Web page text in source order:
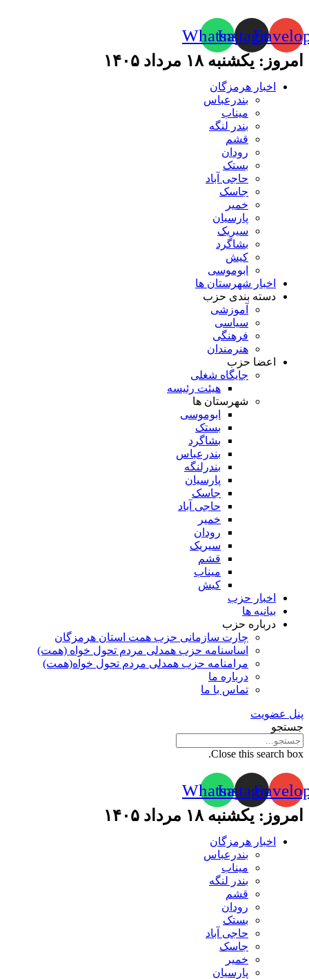
Instagram
Whatsapp
امروز: یکشنبه ۱۸ مرداد ۱۴۰۵
اخبار هرمزگان
بندرعباس
میناب
بندر لنگه
قشم
رودان
بستک
حاجی آباد
جاسک
خمیر
پارسیان
سیریک
بشاگرد
کیش
ابوموسی
اخبار شهرستان ها
دسته بندی حزب
آموزشی
سیاسی
فرهنگی
هنرمندان
اعضا حزب
جایگاه شغلی
هیئت رئیسه
شهرستان ها
ابوموسی
بستک
بشاگرد
بندرعباس
بندرلنگه
پارسیان
جاسک
حاجی آباد
خمیر
رودان
سیریک
قشم
میناب
کیش
اخبار حزب
بیانیه ها
درباره حزب
چارت سازمانی حزب همت استان هرمزگان
اساسنامه حزب همدلی مردم تحول خواه (همت)
مرامنامه حزب همدلی مردم تحول خواه(همت)
درباره ما
تماس با ما
پنل عضویت
جستجو
Close this search box.
Instagram
Whatsapp
امروز: یکشنبه ۱۸ مرداد ۱۴۰۵
اخبار هرمزگان
بندرعباس
میناب
بندر لنگه
قشم
رودان
بستک
حاجی آباد
جاسک
خمیر
پارسیان